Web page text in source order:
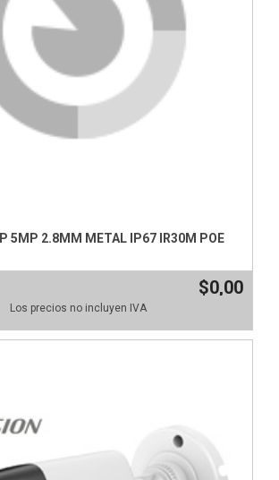
5MP 2.8MM METAL IP67 IR30M POE
$0,00
Los precios no incluyen IVA